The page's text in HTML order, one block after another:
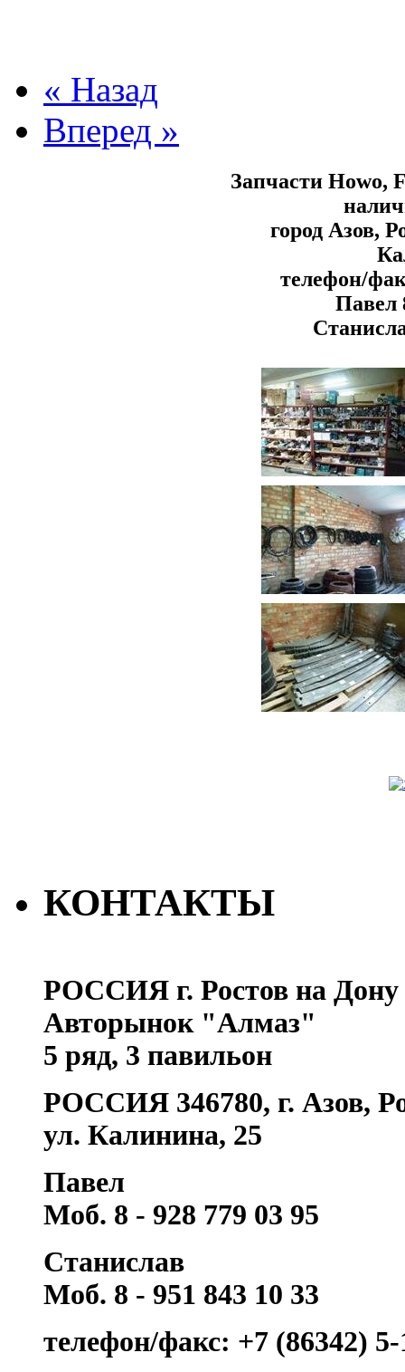
« Назад
Вперед »
Запчасти Howo,
город Азов,
телефон/
Павел
КОНТАКТЫ
РОССИЯ г. Ростов на Дону
Авторынок "Алмаз"
5 ряд, 3 павильон
РОССИЯ 346780, г. Азов,
ул. Калинина, 25
Павел
Моб. 8 - 928 779 03 95
Станислав
Моб. 8 - 951 843 10 33
телефон/факс: +7 (86342) 5-